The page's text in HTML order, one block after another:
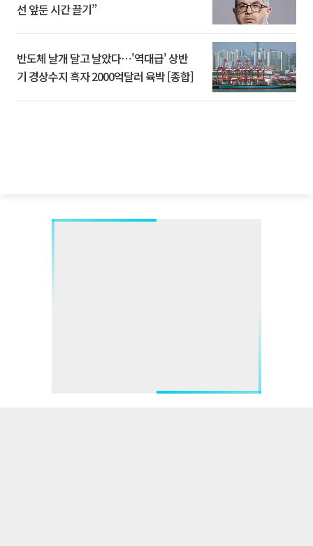
선 앞둔 시간 끌기”
반도체 날개 달고 날았다⋯'역대급' 상반
기 경상수지 흑자 2000억달러 육박 [종합]